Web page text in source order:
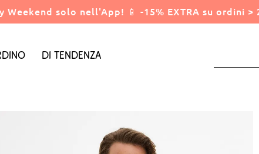
Weekend solo nell'App! 📱 -15% EXTRA su ordini >
Di tendenza